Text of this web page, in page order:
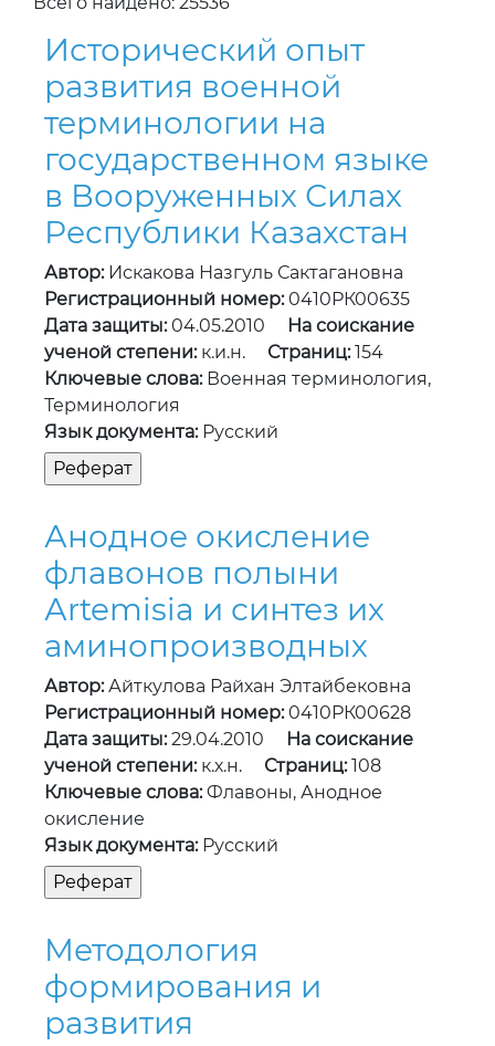
Исторический опыт
развития военной
терминологии на
государственном языке
в Вооруженных Силах
Республики Казахстан
Автор:Искакова Назгуль Сактагановна
Регистрационный номер:0410РК00635
Дата защиты:04.05.2010
На соискание
ученой степени:к.и.н. Страниц:154
Ключевые слова:Военная терминология,
Терминология
Язык документа:Русский
Анодное окисление
флавонов полыни
Аrtemisia и синтез их
аминопроизводных
Автор:Айткулова Райхан Элтайбековна
Регистрационный номер:0410РК00628
Дата защиты:29.04.2010
На соискание
ученой степени:к.х.н. Страниц:108
Ключевые слова:Флавоны, Анодное
окисление
Язык документа:Русский
Методология
формирования и
развития